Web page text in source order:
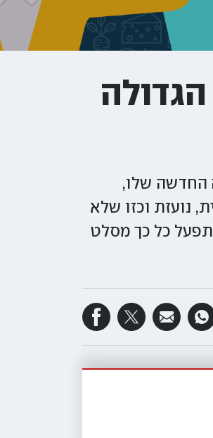
החדשה שלו,
נועזת וכזו שלא
כל כך מסלט